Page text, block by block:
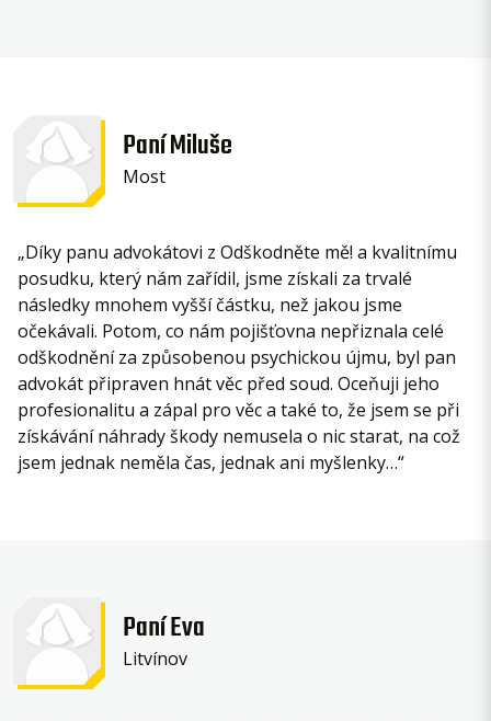
Paní Miluše
Most
„Díky panu advokátovi z Odškodněte mě! a kvalitnímu
posudku, který nám zařídil, jsme získali za trvalé
následky mnohem vyšší částku, než jakou jsme
očekávali. Potom, co nám pojišťovna nepřiznala celé
odškodnění za způsobenou psychickou újmu, byl pan
advokát připraven hnát věc před soud. Oceňuji jeho
profesionalitu a zápal pro věc a také to, že jsem se při
získávání náhrady škody nemusela o nic starat, na což
jsem jednak neměla čas, jednak ani myšlenky…“
Paní Eva
Litvínov